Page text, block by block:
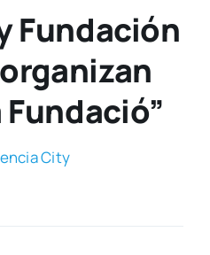
Fundación
Fundació”
City